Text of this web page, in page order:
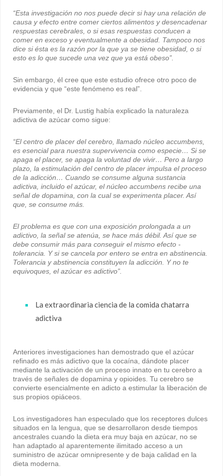
“Esta investigación no nos puede decir si hay una relación de
causa y efecto entre comer ciertos alimentos y desencadenar
respuestas cerebrales, o si esas respuestas conducen a
comer en exceso y eventualmente a obesidad. Tampoco nos
dice si ésta es la razón por la que ya se tiene obesidad, o si
esto es lo que sucede una vez que ya está obeso”.
Sin embargo, él cree que este estudio ofrece otro poco de
evidencia y que “este fenómeno es real”.
Previamente, el Dr. Lustig había explicado la naturaleza
adictiva de azúcar como sigue:
“El centro de placer del cerebro, llamado núcleo accumbens,
es esencial para nuestra supervivencia como especie… Si se
apaga el placer, se apaga la voluntad de vivir… Pero a largo
plazo, la estimulación del centro de placer impulsa el proceso
de la adicción… Cuando se consume alguna sustancia
adictiva, incluido el azúcar, el núcleo accumbens recibe una
señal de dopamina, con la cual se experimenta placer. Así
que, se consume más.
El problema es que con una exposición prolongada a un
adictivo, la señal se atenúa, se hace más débil. Así que se
debe consumir más para conseguir el mismo efecto -
tolerancia. Y si se cancela por entero se entra en abstinencia.
Tolerancia y abstinencia constituyen la adicción. Y no te
equivoques, el azúcar es adictivo”.
La extraordinaria ciencia de la comida chatarra
adictiva
Anteriores investigaciones han demostrado que el azúcar
refinado es más adictivo que la cocaína, dándote placer
mediante la activación de un proceso innato en tu cerebro a
través de señales de dopamina y opioides. Tu cerebro se
convierte esencialmente en adicto a estimular la liberación de
sus propios opiáceos.
Los investigadores han especulado que los receptores dulces
situados en la lengua, que se desarrollaron desde tiempos
ancestrales cuando la dieta era muy baja en azúcar, no se
han adaptado al aparentemente ilimitado acceso a un
suministro de azúcar omnipresente y de baja calidad en la
dieta moderna.